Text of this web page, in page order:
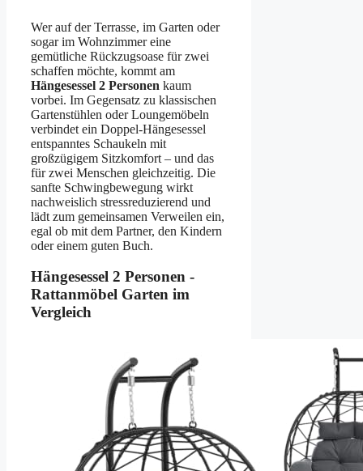
Wer auf der Terrasse, im Garten oder
sogar im Wohnzimmer eine
gemütliche Rückzugsoase für zwei
schaffen möchte, kommt am
Hängesessel 2 Personen kaum
vorbei. Im Gegensatz zu klassischen
Gartenstühlen oder Loungemöbeln
verbindet ein Doppel-Hängesessel
entspanntes Schaukeln mit
großzügigem Sitzkomfort – und das
für zwei Menschen gleichzeitig. Die
sanfte Schwingbewegung wirkt
nachweislich stressreduzierend und
lädt zum gemeinsamen Verweilen ein,
egal ob mit dem Partner, den Kindern
oder einem guten Buch.
Hängesessel 2 Personen -
Rattanmöbel Garten im
Vergleich